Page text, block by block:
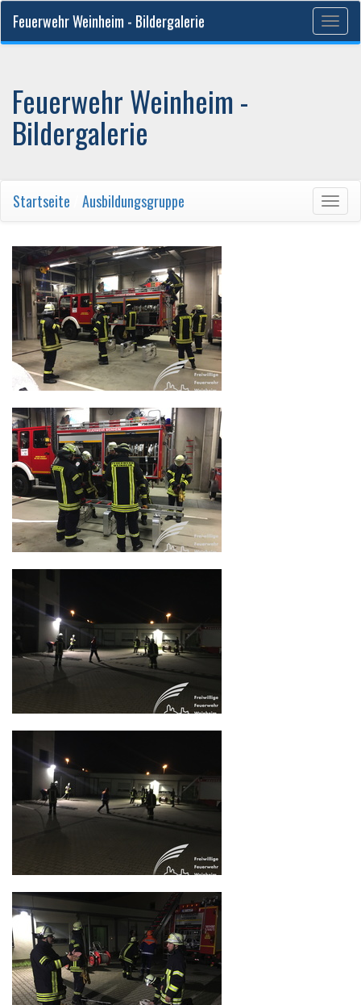
Feuerwehr Weinheim - Bildergalerie
Feuerwehr Weinheim -
Bildergalerie
Startseite Ausbildungsgruppe